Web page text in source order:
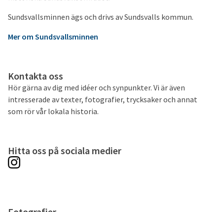
Sundsvallsminnen ägs och drivs av Sundsvalls kommun.
Mer om Sundsvallsminnen
Kontakta oss
Hör gärna av dig med idéer och synpunkter. Vi är även
intresserade av texter, fotografier, trycksaker och annat
som rör vår lokala historia.
Hitta oss på sociala medier